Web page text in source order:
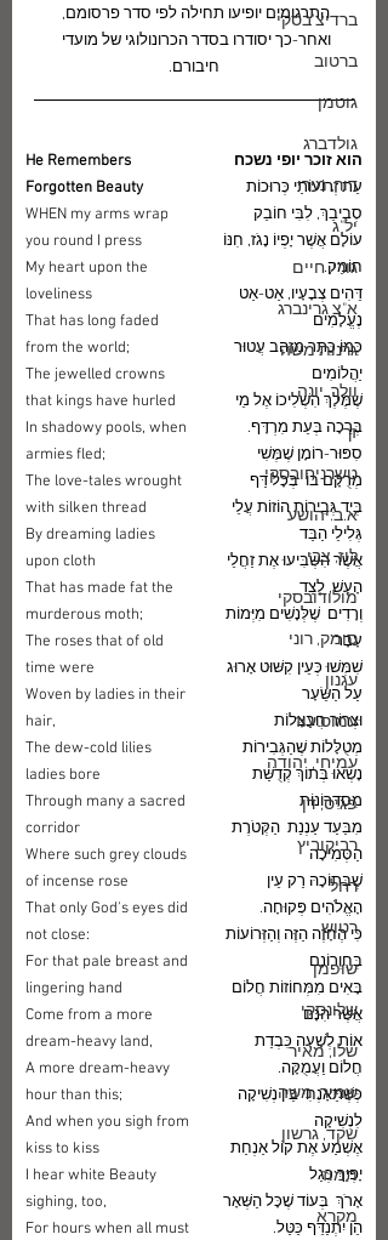
ברדיצ'בסקי
ברטוב
גוטמן
גולדברג
דור, מירי
יל"ג
גורי, חיים
א"צ גרינברג
גרנות משה
וולך, יונה
זך
טשרניחובסקי
א.ב.יהושע
לוז, צבי
מולודובסקי
סומק, רוני
עגנון
עמוס עוז
עמיחי, יהודה
פגיס, דן
רביקוביץ
רחל
רטוש
שופמן
שלונסקי
שלו, מאיר
שמיר, משה
שקד, גרשון
תמוז
מקרא
התרגומים יופיעו תחילה לפי סדר פרסומם,
ואחר-כך יסודרו בסדר הכרונולוגי של מועדי
חיבורם.
​הוא זוכר יופי נשכח
עֵת זְרוֹעוֹתַי כְּרוּכוֹת
סְבִיבֵךְ, לִבִּי חוֹבֵק
עוֹלָם אֲשֶׁר יָפְיוֹ נָגֹז, חִנּוֹ
חוֹמֵק.
דֵּהִים צְבָעָיו, אַט-אַט
נֶעֱלָמִים
כְּמוֹ כֶּתֶר מִזָּהָב עֲטוּר
יַהֲלוֹמִים
שֶׁמֶּלֶךְ הִשְׁלִיכוֹ אֶל מֵי
בְּרֵכָה בְּעֵת מִרְדָּף.
סִפּוּר-רוֹמָן שֶׁמֶּשִׁי
מְרֻקָּם בּוֹ  בְּכָל דַּף
בְּיַד גְּבִירוֹת הוֹזוֹת עֲלֵי
גְּלִילֵי הַבַּד
אֲשֶׁר הִשְׂבִּיעוּ אֶת זַחֲלֵי
הָעָשׁ, לְצַד
וְרָדִים  שֶׁלְּנָשִׁים מִיְּמוֹת
עָבָר
שִׁמְּשׁוּ כְּעֵין קִשּׁוּט אָרוּג
עַל הַשֵּׂעָר
וּצְרוֹר חֲבַצָּלוֹת
מְטֻלָּלוֹת שֶׁהַגְּבִירוֹת
נָשְׂאוּ בְּתוֹךְ קְדֻשַּׁת
מִסְדְּרוֹנוֹת
מִבַּעַד עַנְנַת  הַקְּטֹרֶת
הַסְּמִיכָה
שֶׁבְּתוֹכָהּ רַק עֵין
הָאֱלֹהִים פְּקוּחָה.
כִּי הֶחָזֶה הַזֶּה וְהַזְּרוֹעוֹת
בְּחִוְרוֹנָם
בָּאִים מִמְּחוֹזוֹת חֲלוֹם
אֲשֶׁר הִנָּם
אוֹת לְשָׁעָה כִּבְדַת
חֲלוֹם וַעֲמֻקָּה.
כְּשֶׁתֵּאָנְחִי בֵּין נְשִׁיקָה
לִנְשִׁיקָה
אֶשְׁמַע אֶת קוֹל אַנְחַת
יָפְיֵךְ כְּגַל
אָרֹךְ  בְּעוֹד שֶׁכָּל הַשְּׁאָר
הֵן יִתְנַדֵּף כַּטַּל.
He Remembers
Forgotten Beauty
WHEN my arms wrap
you round I press
My heart upon the
loveliness
That has long faded
from the world;
The jewelled crowns
that kings have hurled
In shadowy pools, when
armies fled;
The love-tales wrought
with silken thread
By dreaming ladies
upon cloth
That has made fat the
murderous moth;
The roses that of old
time were
Woven by ladies in their
hair,
The dew-cold lilies
ladies bore
Through many a sacred
corridor
Where such grey clouds
of incense rose
That only God's eyes did
not close:
For that pale breast and
lingering hand
Come from a more
dream-heavy land,
A more dream-heavy
hour than this;
And when you sigh from
kiss to kiss
I hear white Beauty
sighing, too,
For hours when all must